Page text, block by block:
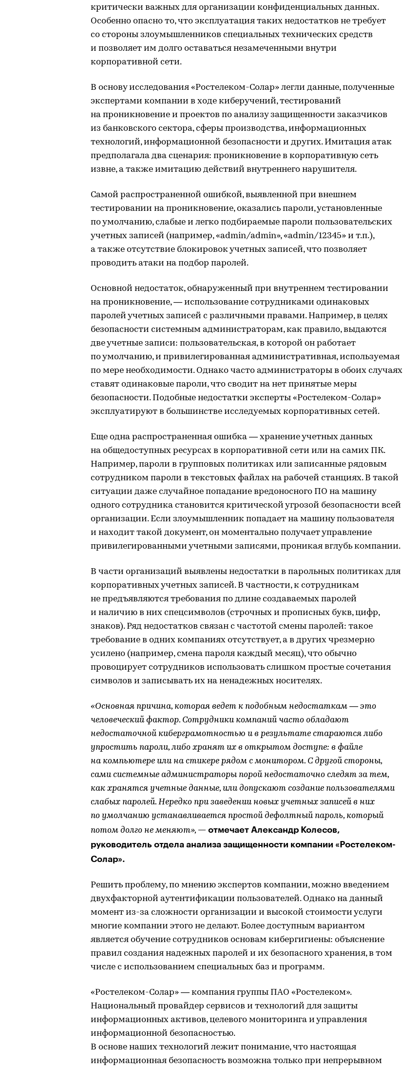
критически важных для организации конфиденциальных данных.
Особенно опасно то, что эксплуатация таких недостатков не требует
со стороны злоумышленников специальных технических средств
и позволяет им долго оставаться незамеченными внутри
корпоративной сети.
В основу исследования «Ростелеком-Солар» легли данные, полученные
экспертами компании в ходе киберучений, тестирований
на проникновение и проектов по анализу защищенности заказчиков
из банковского сектора, сферы производства, информационных
технологий, информационной безопасности и других. Имитация атак
предполагала два сценария: проникновение в корпоративную сеть
извне, а также имитацию действий внутреннего нарушителя.
Самой распространенной ошибкой, выявленной при внешнем
тестировании на проникновение, оказались пароли, установленные
по умолчанию, слабые и легко подбираемые пароли пользовательских
учетных записей (например, «admin/admin», «admin/12345» и т.п.),
а также отсутствие блокировок учетных записей, что позволяет
проводить атаки на подбор паролей.
Основной недостаток, обнаруженный при внутреннем тестировании
на проникновение, — использование сотрудниками одинаковых
паролей учетных записей с различными правами. Например, в целях
безопасности системным администраторам, как правило, выдаются
две учетные записи: пользовательская, в которой он работает
по умолчанию, и привилегированная административная, используемая
по мере необходимости. Однако часто администраторы в обоих случаях
ставят одинаковые пароли, что сводит на нет принятые меры
безопасности. Подобные недостатки эксперты «Ростелеком-Солар»
эксплуатируют в большинстве исследуемых корпоративных сетей.
Еще одна распространенная ошибка — хранение учетных данных
на общедоступных ресурсах в корпоративной сети или на самих ПК.
Например, пароли в групповых политиках или записанные рядовым
сотрудником пароли в текстовых файлах на рабочей станциях. В такой
ситуации даже случайное попадание вредоносного ПО на машину
одного сотрудника становится критической угрозой безопасности всей
организации. Если злоумышленник попадает на машину пользователя
и находит такой документ, он моментально получает управление
привилегированными учетными записями, проникая вглубь компании.
В части организаций выявлены недостатки в парольных политиках для
корпоративных учетных записей. В частности, к сотрудникам
не предъявляются требования по длине создаваемых паролей
и наличию в них спецсимволов (строчных и прописных букв, цифр,
знаков). Ряд недостатков связан с частотой смены паролей: такое
требование в одних компаниях отсутствует, а в других чрезмерно
усилено (например, смена пароля каждый месяц), что обычно
провоцирует сотрудников использовать слишком простые сочетания
символов и записывать их на ненадежных носителях.
«Основная причина, которая ведет к подобным недостаткам — это
человеческий фактор. Сотрудники компаний часто обладают
недостаточной киберграмотностью и в результате стараются либо
упростить пароли, либо хранят их в открытом доступе: в файле
на компьютере или на стикере рядом с монитором. С другой стороны,
сами системные администраторы порой недостаточно следят за тем,
как хранятся учетные данные, или допускают создание пользователями
слабых паролей. Нередко при заведении новых учетных записей в них
по умолчанию устанавливается простой дефолтный пароль, который
потом долго не меняют», — отмечает Александр Колесов,
руководитель отдела анализа защищенности компании «Ростелеком-
Солар».
Решить проблему, по мнению экспертов компании, можно введением
двухфакторной аутентификации пользователей. Однако на данный
момент из-за сложности организации и высокой стоимости услуги
многие компании этого не делают. Более доступным вариантом
является обучение сотрудников основам кибергигиены: объяснение
правил создания надежных паролей и их безопасного хранения, в том
числе с использованием специальных баз и программ.
«Ростелеком-Солар» — компания группы ПАО «Ростелеком».
Национальный провайдер сервисов и технологий для защиты
информационных активов, целевого мониторинга и управления
информационной безопасностью.
В основе наших технологий лежит понимание, что настоящая
информационная безопасность возможна только при непрерывном